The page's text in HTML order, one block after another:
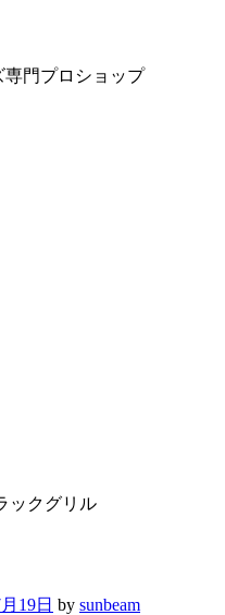
門プロショップ
ックグリル
19日 by sunbeam